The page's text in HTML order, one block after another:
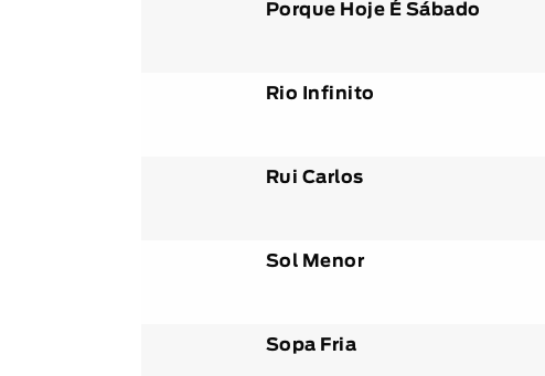
Porque Hoje É Sábado
Rio Infinito
Rui Carlos
Sol Menor
Sopa Fria